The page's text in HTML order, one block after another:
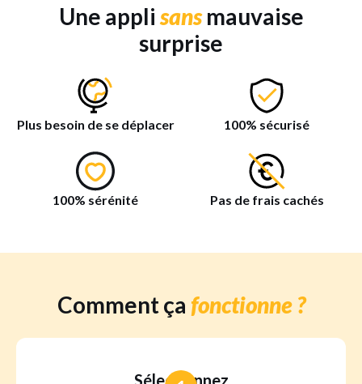
Une appli sansmauvaise
surprise
Plus besoin de se déplacer 100% sécurisé
100% sérénité Pas de frais cachés
Comment ça fonctionne ?